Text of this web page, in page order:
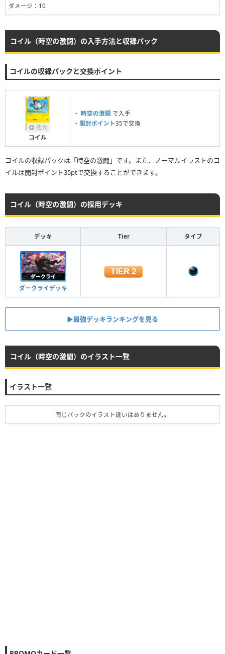
ダメージ：10
コイル（時空の激闘）の入手方法と収録パック
コイルの収録パックと交換ポイント
拡大
コイル
・ 時空の激闘 で入手
・ 開封ポイント35で交換
コイルの収録パックは「時空の激闘」です。また、ノーマルイラストのコ
イルは開封ポイント35ptで交換することができます。
コイル（時空の激闘）の採用デッキ
デッキ Tier タイプ
ダークライデッキ
▶︎最強デッキランキングを見る
コイル（時空の激闘）のイラスト一覧
イラスト一覧
同じパックのイラスト違いはありません。